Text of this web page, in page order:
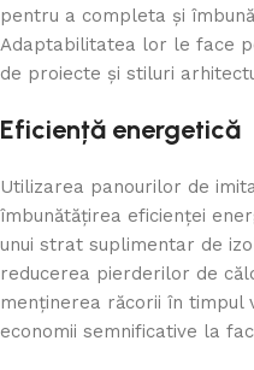
pentru a completa și
Adaptabilitatea lor le face
de proiecte și stiluri
Eficiență energetică
Utilizarea panourilor de
îmbunătățirea eficienței
unui strat suplimentar de
reducerea pierderilor de
menținerea răcorii în timpul
economii semnificative la